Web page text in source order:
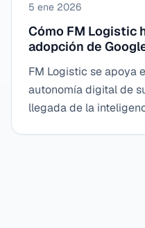
5 ene 2026
Cómo FM Logistic
adopción de
FM Logistic se apoya
autonomía digital de
llegada de la